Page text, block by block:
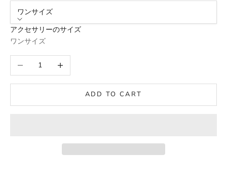
ワンサイズ
アクセサリーのサイズ
ワンサイズ
数量を減らす 数量を増やす
ADD TO CART